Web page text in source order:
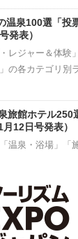
温泉100選「投
発表）
レジャー＆体験
の各カテゴリ別
旅館ホテル250
12日号発表）
温泉・浴場」「